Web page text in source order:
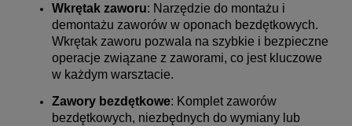
Wkrętak zaworu: Narzędzie do montażu i
demontażu zaworów w oponach bezdętkowych.
Wkrętak zaworu pozwala na szybkie i bezpieczne
operacje związane z zaworami, co jest kluczowe
w każdym warsztacie.
Zawory bezdętkowe: Komplet zaworów
bezdętkowych, niezbędnych do wymiany lub